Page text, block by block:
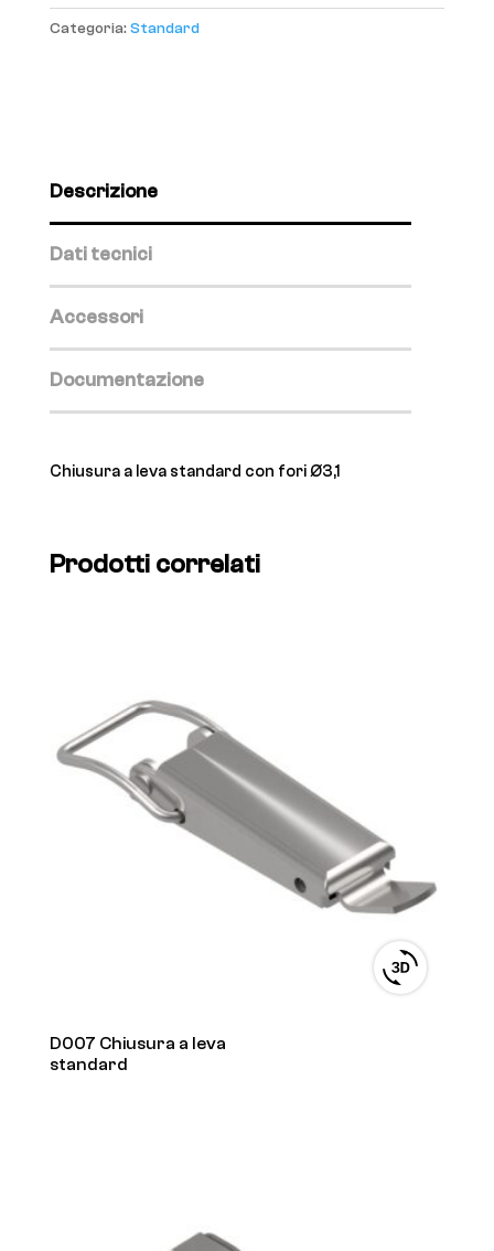
Categoria: Standard
Descrizione
Dati tecnici
Accessori
Documentazione
Chiusura a leva standard con fori Ø3,1
Prodotti correlati
View
3D
D007 Chiusura a leva
standard